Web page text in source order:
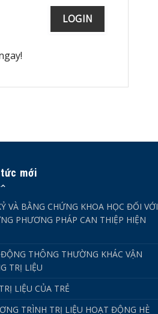
mới
VÀ BẰNG CHỨNG KHOA HỌC ĐỐI VỚI
PHƯƠNG PHÁP CAN THIỆP HIỆN
THÔNG THƯỜNG KHÁC VẬN
TRỊ LIỆU
LIỆU CỦA TRẺ
TRÌNH TRỊ LIỆU HOẠT ĐỘNG HÈ